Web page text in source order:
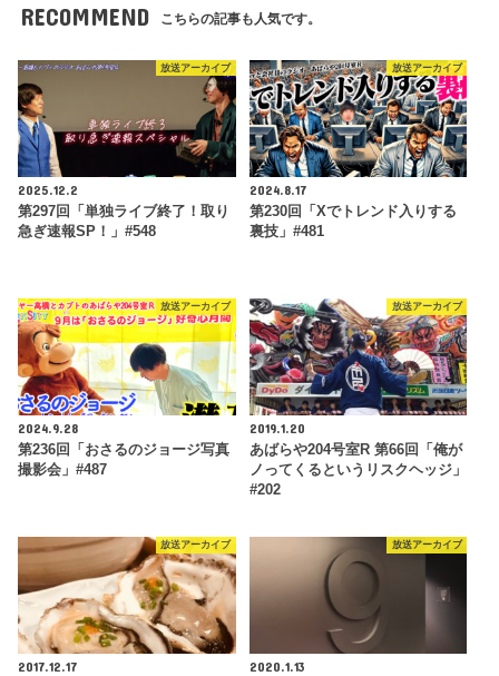
RECOMMEND こちらの記事も人気です。
放送アーカイブ
2025.12.2
第297回「単独ライブ終了！取り
急ぎ速報SP！」#548
放送アーカイブ
2024.8.17
第230回「Xでトレンド入りする
裏技」#481
放送アーカイブ
2024.9.28
第236回「おさるのジョージ写真
撮影会」#487
放送アーカイブ
2019.1.20
あばらや204号室R 第66回「俺が
ノってくるというリスクヘッジ」
#202
放送アーカイブ
2017.12.17
放送アーカイブ
2020.1.13